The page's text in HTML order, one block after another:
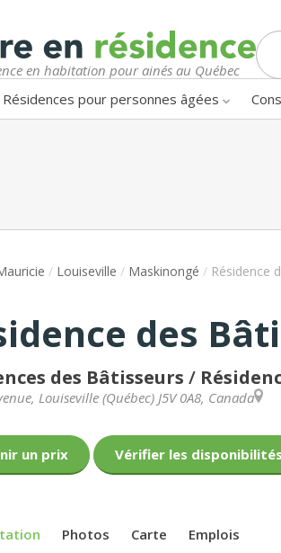
en habitation pour ainés au Québec
Résidences pour personnes âgées
/ Louiseville / Maskinongé / Résidence
des
des Bâtisseurs /
, Louiseville (Québec) J5V 0A8, Canada
un prix Vérifier les disponibilités
Photos Carte Emplois